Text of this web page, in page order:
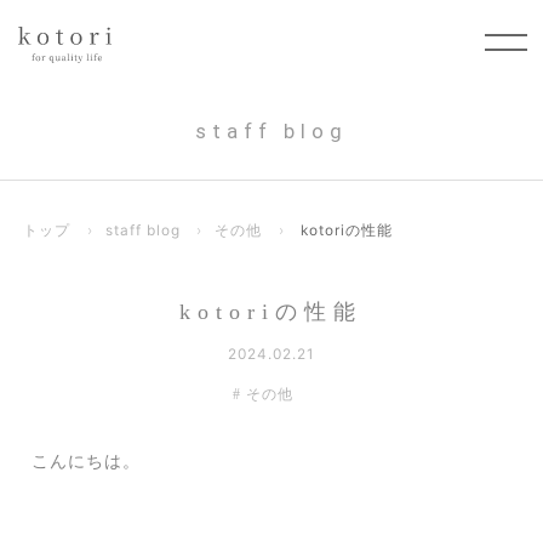
staff blog
トップ › staff blog › その他 › kotoriの性能
kotoriの性能
2024.02.21
その他
こんにちは。